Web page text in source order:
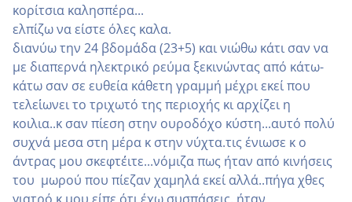
κορίτσια καλησπέρα...
ελπίζω να είστε όλες καλα.
διανύω την 24 βδομάδα (23+5) και νιώθω κάτι σαν να
με διαπερνά ηλεκτρικό ρεύμα ξεκινώντας από κάτω-
κάτω σαν σε ευθεία κάθετη γραμμή μέχρι εκεί που
τελει΄΄ωνει το τριχωτό της περιοχής κι αρχίζει η
κοιλια..κ σαν πίεση στην ουροδόχο κύστη...αυτό πολύ
συχνά μεσα στη μέρα κ στην νύχτα.τις ένιωσε κ ο
άντρας μου σκεφτε΄΄ιτε...νόμιζα πως ήταν από κινήσεις
του μωρού που πίεζαν χαμηλά εκεί αλλά..πήγα χθες